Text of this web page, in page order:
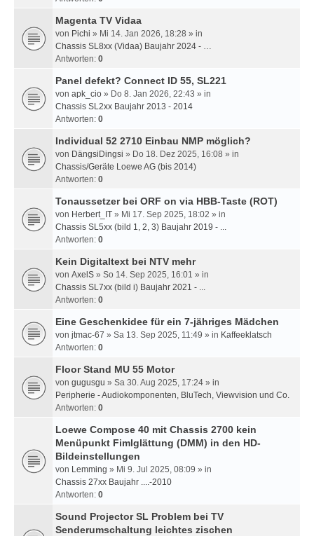
Magenta TV Vidaa
von Pichi » Mi 14. Jan 2026, 18:28 » in
Chassis SL8xx (Vidaa) Baujahr 2024 - …
Antworten: 0
Panel defekt? Connect ID 55, SL221
von apk_cio » Do 8. Jan 2026, 22:43 » in
Chassis SL2xx Baujahr 2013 - 2014
Antworten: 0
Individual 52 2710 Einbau NMP möglich?
von DängsiDingsi » Do 18. Dez 2025, 16:08 » in
Chassis/Geräte Loewe AG (bis 2014)
Antworten: 0
Tonaussetzer bei ORF on via HBB-Taste (ROT)
von Herbert_IT » Mi 17. Sep 2025, 18:02 » in
Chassis SL5xx (bild 1, 2, 3) Baujahr 2019 - ...
Antworten: 0
Kein Digitaltext bei NTV mehr
von AxelS » So 14. Sep 2025, 16:01 » in
Chassis SL7xx (bild i) Baujahr 2021 - ...
Antworten: 0
Eine Geschenkidee für ein 7-jähriges Mädchen
von jtmac-67 » Sa 13. Sep 2025, 11:49 » in Kaffeeklatsch
Antworten: 0
Floor Stand MU 55 Motor
von gugusgu » Sa 30. Aug 2025, 17:24 » in
Peripherie - Audiokomponenten, BluTech, Viewvision und Co.
Antworten: 0
Loewe Compose 40 mit Chassis 2700 kein
Menüpunkt Fimlglättung (DMM) in den HD-
Bildeinstellungen
von Lemming » Mi 9. Jul 2025, 08:09 » in
Chassis 27xx Baujahr ....-2010
Antworten: 0
Sound Projector SL Problem bei TV
Senderumschaltung leichtes zischen